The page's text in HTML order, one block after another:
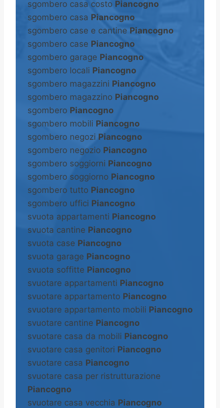
sgombero casa costo Piancogno
sgombero casa Piancogno
sgombero case e cantine Piancogno
sgombero case Piancogno
sgombero garage Piancogno
sgombero locali Piancogno
sgombero magazzini Piancogno
sgombero magazzino Piancogno
sgombero Piancogno
sgombero mobili Piancogno
sgombero negozi Piancogno
sgombero negozio Piancogno
sgombero soggiorni Piancogno
sgombero soggiorno Piancogno
sgombero tutto Piancogno
sgombero uffici Piancogno
svuota appartamenti Piancogno
svuota cantine Piancogno
svuota case Piancogno
svuota garage Piancogno
svuota soffitte Piancogno
svuotare appartamenti Piancogno
svuotare appartamento Piancogno
svuotare appartamento mobili Piancogno
svuotare cantine Piancogno
svuotare casa da mobili Piancogno
svuotare casa genitori Piancogno
svuotare casa Piancogno
svuotare casa per ristrutturazione
Piancogno
svuotare casa vecchia Piancogno